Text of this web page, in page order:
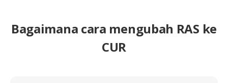
Bagaimana cara mengubah RAS ke
CUR